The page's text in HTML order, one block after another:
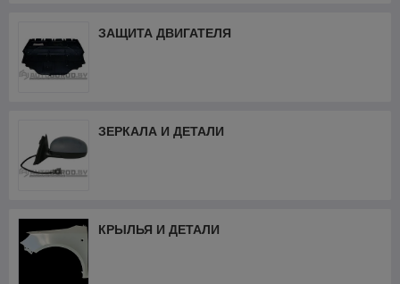
ЗАЩИТА ДВИГАТЕЛЯ
ЗЕРКАЛА И ДЕТАЛИ
КРЫЛЬЯ И ДЕТАЛИ